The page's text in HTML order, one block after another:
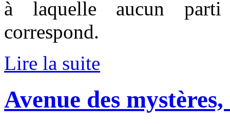
à laquelle aucun
correspond.
Lire la suite
Avenue des